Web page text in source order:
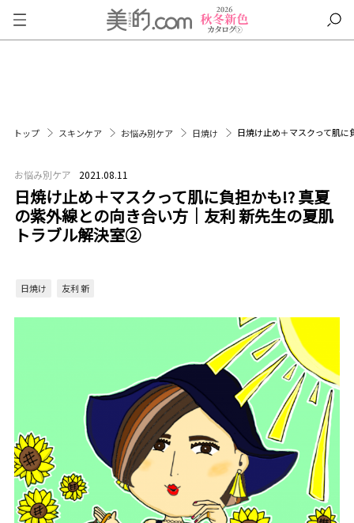
トップ スキンケア お悩み別ケア 日焼け 日焼け止め＋マスクって肌
お悩み別ケア 2021.08.11
日焼け止め＋マスクって肌に負担かも!? 真夏
の紫外線との向き合い方｜友利 新先生の夏肌
トラブル解決室②
日焼け 友利 新